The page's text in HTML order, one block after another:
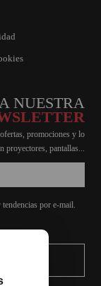
NUESTRA
promociones y lo
proyectores, pantallas...
por e-mail.